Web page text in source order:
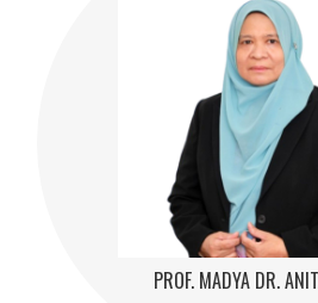
PROF. MADYA DR.
PROF. MADYA DR.